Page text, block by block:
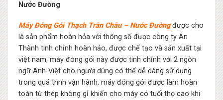
Nước Đường
Máy Đóng Gói Thạch Trân Châu – Nước Đườngđược cho
là sản phẩm hoàn hỏa với thông số được công ty An
Thành tinh chỉnh hoàn hảo, được chế tạo và sản xuất tại
việt nam, máy đóng gói này được tinh chỉnh với 2 ngôn
ngữ Anh-Việt cho người dùng có thể dễ dàng sử dụng
trong quá trình vận hành, máy đóng gói được làm hoàn
toàn từ thép không gỉ khiến cho máy có tuổi thọ cao khi